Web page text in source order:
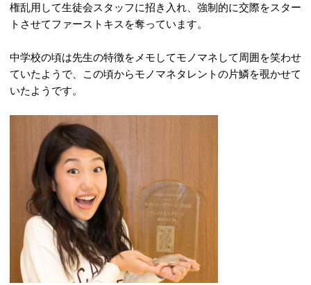
権乱用して生徒会スタッフに招き入れ、強制的に交際をスター
トさせてファーストキスを奪っています。
中学校の頃は先生の特徴をメモしてモノマネして周囲を笑わせ
ていたようで、この頃からモノマネタレントの片鱗を覗かせて
いたようです。